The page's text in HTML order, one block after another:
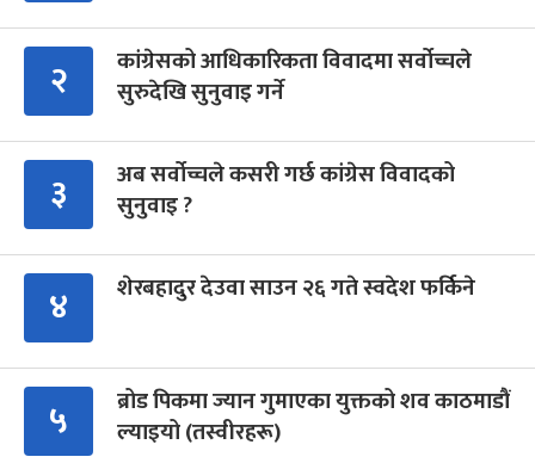
२
कांग्रेसको आधिकारिकता विवादमा सर्वोच्चले
सुरुदेखि सुनुवाइ गर्ने
३
अब सर्वोच्चले कसरी गर्छ कांग्रेस विवादको
सुनुवाइ ?
४ शेरबहादुर देउवा साउन २६ गते स्वदेश फर्किने
५
ब्रोड पिकमा ज्यान गुमाएका युक्तको शव काठमाडौं
ल्याइयो (तस्वीरहरू)